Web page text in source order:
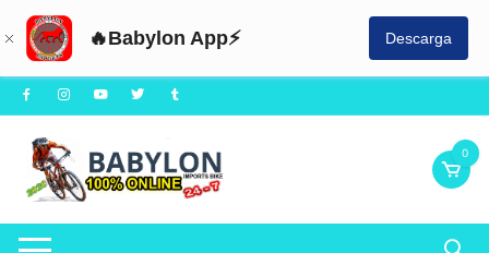
🔥Babylon App⚡ Descarga
Saltar
al
contenido
0